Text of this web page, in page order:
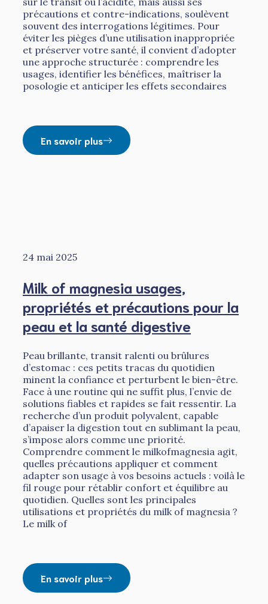
précautions et contre-indications, soulèvent
souvent des interrogations légitimes. Pour
éviter les pièges d’une utilisation inappropriée
et préserver votre santé, il convient d’adopter
une approche structurée : comprendre les
usages, identifier les bénéfices, maîtriser la
posologie et anticiper les effets secondaires
En savoir plus
24 mai 2025
Milk of magnesia usages,
propriétés et précautions pour la
peau et la santé digestive
Peau brillante, transit ralenti ou brûlures
d’estomac : ces petits tracas du quotidien
minent la confiance et perturbent le bien-être.
Face à une routine qui ne suffit plus, l’envie de
solutions fiables et rapides se fait ressentir. La
recherche d’un produit polyvalent, capable
d’apaiser la digestion tout en sublimant la peau,
s’impose alors comme une priorité.
Comprendre comment le milkofmagnesia agit,
quelles précautions appliquer et comment
adapter son usage à vos besoins actuels : voilà le
fil rouge pour rétablir confort et équilibre au
quotidien. Quelles sont les principales
utilisations et propriétés du milk of magnesia ?
Le milk of
En savoir plus